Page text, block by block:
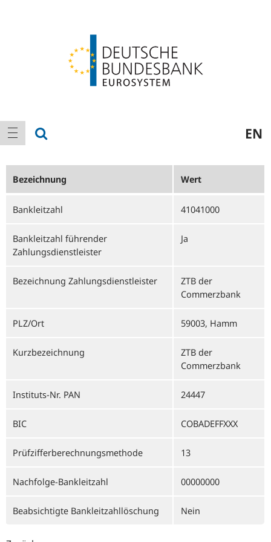
Hauptnavigation
Navigation anzeigen EN
Bezeichnung Wert
Bankleitzahl 41041000
Bankleitzahl führender
Zahlungsdienstleister
Ja
Bezeichnung Zahlungsdienstleister
ZTB der
Commerzbank
PLZ/Ort 59003, Hamm
Kurzbezeichnung
ZTB der
Commerzbank
Instituts-Nr. PAN 24447
BIC COBADEFFXXX
Prüfzifferberechnungsmethode 13
Nachfolge-Bankleitzahl 00000000
Beabsichtigte Bankleitzahllöschung Nein